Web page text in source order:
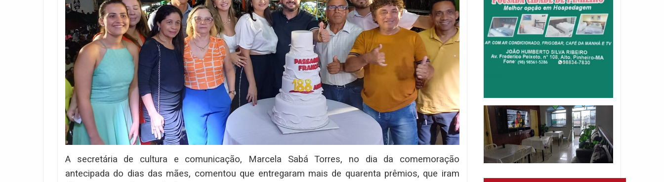
A secretária de cultura e comunicação, Marcela Sabá Torres, no dia da comemoração
antecipada do dias das mães, comentou que entregaram mais de quarenta prêmios, que iram